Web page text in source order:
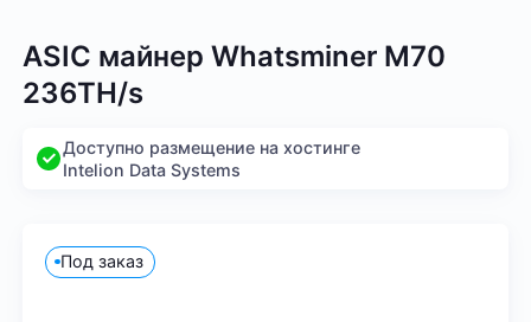
ASIC майнер Whatsminer M70
236TH/s
Доступно размещение на хостинге
Intelion Data Systems
Под заказ